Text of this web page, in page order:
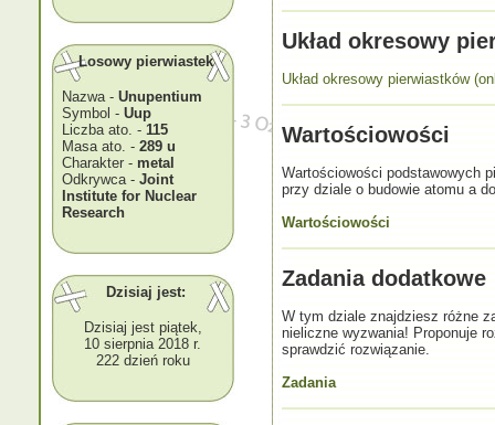
Losowy pierwiastek
Nazwa - Unupentium
Symbol - Uup
Liczba ato. - 115
Masa ato. - 289 u
Charakter - metal
Odkrywca - Joint
Institute for Nuclear
Research
Dzisiaj jest:
Dzisiaj jest piątek,
10 sierpnia 2018 r.
222 dzień roku
Układ okresowy
Układ okresowy pierwiastków
Wartościowości
Wartościowości podstawowych
przy dziale o budowie atomu a
Wartościowości
Zadania dodatkowe
W tym dziale znajdziesz różne
nieliczne wyzwania! Proponuje
sprawdzić rozwiązanie.
Zadania